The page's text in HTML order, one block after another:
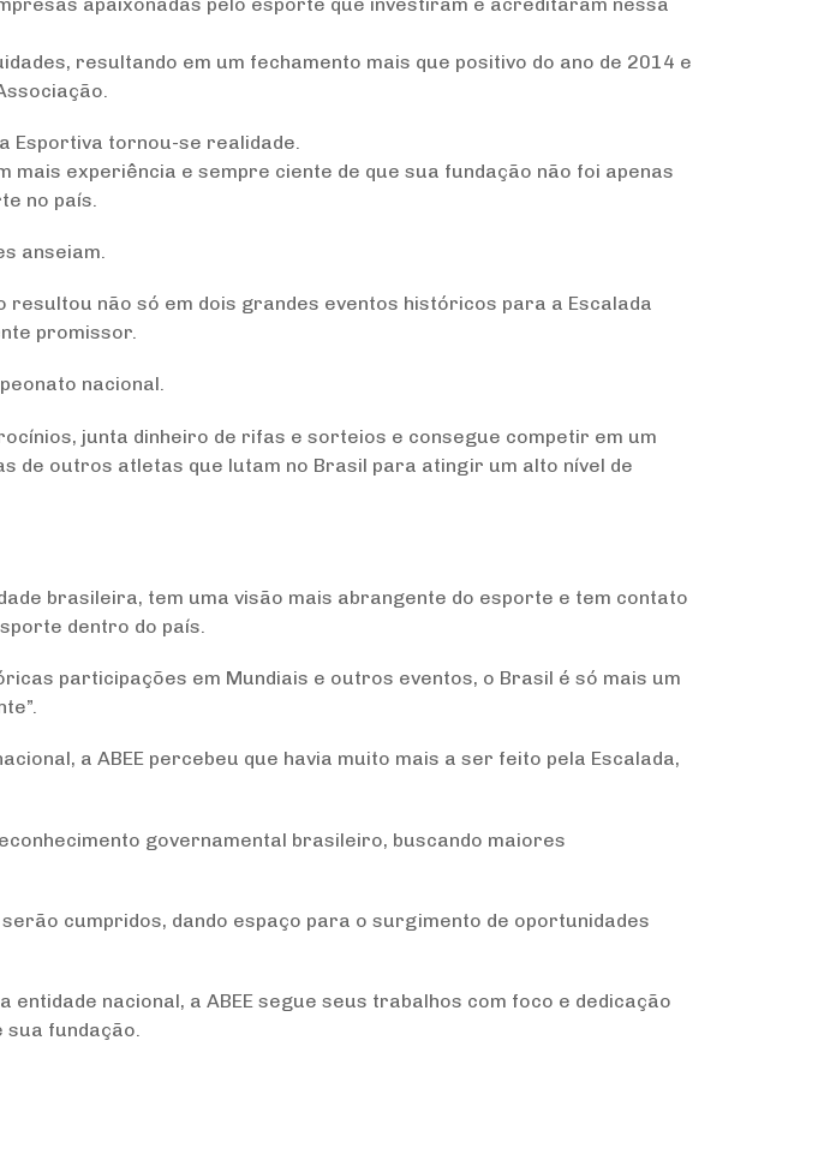
resultando em um fechamento mais que positivo do ano de 2014 e
Esportiva tornou-se realidade.
mais experiência e sempre ciente de que sua fundação não foi apenas
no país.
anseiam.
não só em dois grandes eventos históricos para a Escalada
promissor.
nacional.
junta dinheiro de rifas e sorteios e consegue competir em um
de outros atletas que lutam no Brasil para atingir um alto nível de
brasileira, tem uma visão mais abrangente do esporte e tem contato
dentro do país.
participações em Mundiais e outros eventos, o Brasil é só mais um
a ABEE percebeu que havia muito mais a ser feito pela Escalada,
governamental brasileiro, buscando maiores
cumpridos, dando espaço para o surgimento de oportunidades
nacional, a ABEE segue seus trabalhos com foco e dedicação
sua fundação.